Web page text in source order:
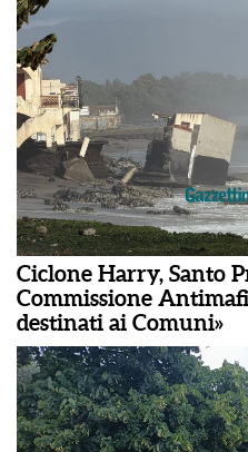
Ciclone Harry, Santo
Commissione
destinati ai Comuni»